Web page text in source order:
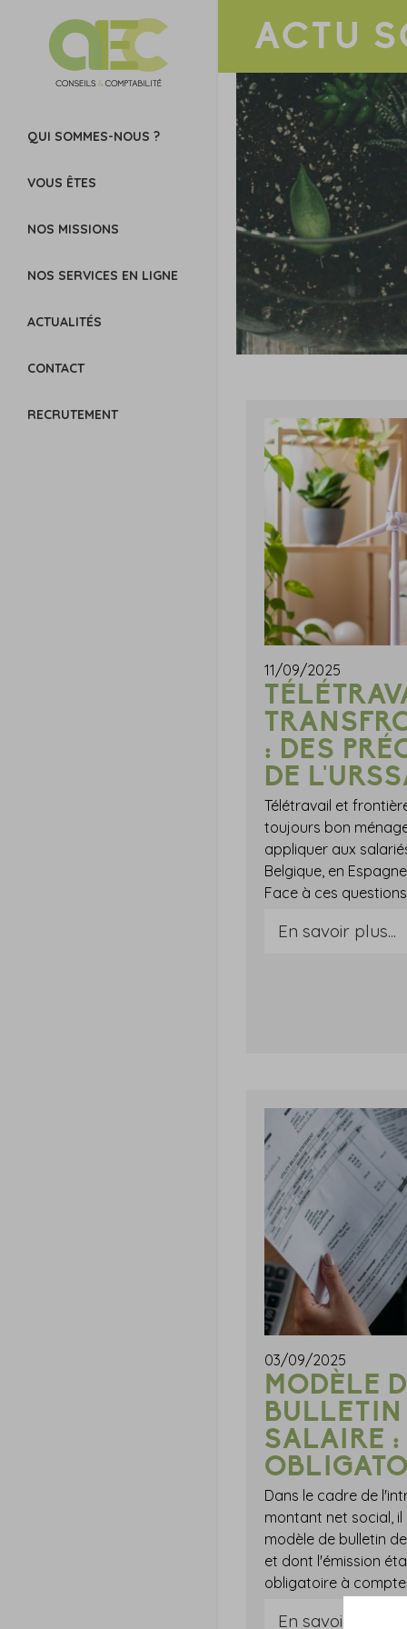
QUI SOMMES-NOUS ?
VOUS ÊTES
NOS MISSIONS
NOS SERVICES EN LIGNE
ACTUALITÉS
CONTACT
RECRUTEMENT
ACTU
11/09/2025
: DES
DE
Télétravail et
toujours bon
appliquer aux
Belgique, en
En savoir plus...
03/09/2025
MODÈLE
BULLETIN
SALAIRE
Dans le cadre de
montant net social,
modèle de bulletin
et dont l'émission
En savoir plus...